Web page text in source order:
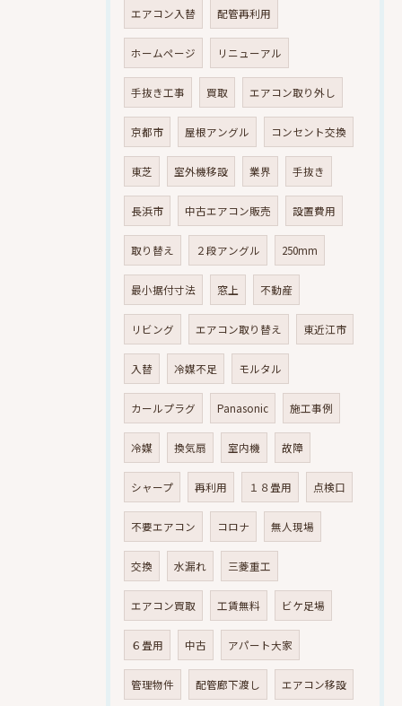
エアコン入替 配管再利用
ホームページ リニューアル
手抜き工事 買取 エアコン取り外し
京都市 屋根アングル コンセント交換
東芝 室外機移設 業界 手抜き
長浜市 中古エアコン販売 設置費用
取り替え ２段アングル 250mm
最小据付寸法 窓上 不動産
リビング エアコン取り替え 東近江市
入替 冷媒不足 モルタル
カールプラグ Panasonic 施工事例
冷媒 換気扇 室内機 故障
シャープ 再利用 １８畳用 点検口
不要エアコン コロナ 無人現場
交換 水漏れ 三菱重工
エアコン買取 工賃無料 ビケ足場
６畳用 中古 アパート大家
管理物件 配管廊下渡し エアコン移設